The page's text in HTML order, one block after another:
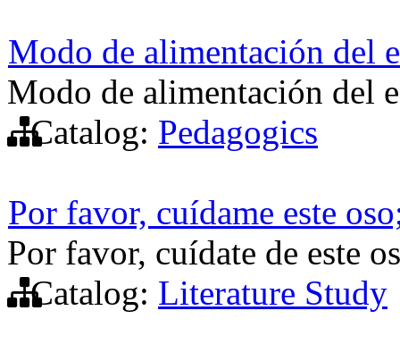
Modo de alimentación del
Modo de alimentación del
Catalog: Pedagogics
Por favor, cuídame este
Por favor, cuídate de este
Catalog: Literature Study